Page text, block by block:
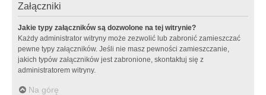
Załączniki
Jakie typy załączników są dozwolone na tej witrynie?
Każdy administrator witryny może zezwolić lub zabronić zamieszczać
pewne typy załączników. Jeśli nie masz pewności zamieszczanie,
jakich typów załączników jest zabronione, skontaktuj się z
administratorem witryny.
Na górę